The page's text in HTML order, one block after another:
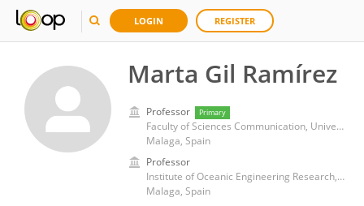
LOGIN REGISTER
Marta Gil Ramírez
Professor Primary
Faculty of Sciences Communication, University of Malaga
Malaga, Spain
Professor
Institute of Oceanic Engineering Research, University of Malaga, Spain
Malaga, Spain